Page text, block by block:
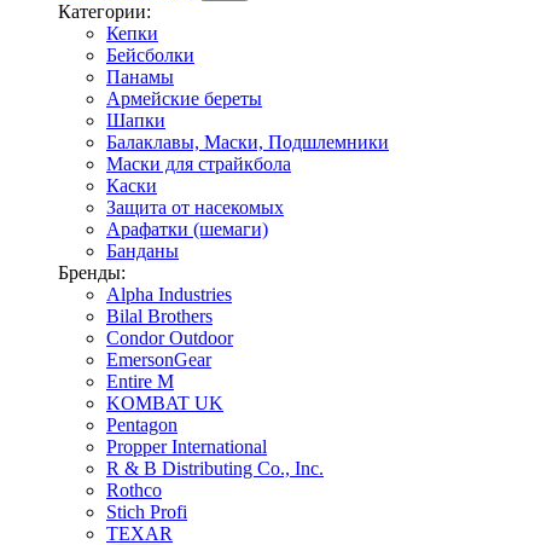
Категории:
Кепки
Бейсболки
Панамы
Армейские береты
Шапки
Балаклавы, Маски, Подшлемники
Маски для страйкбола
Каски
Защита от насекомых
Арафатки (шемаги)
Банданы
Бренды:
Alpha Industries
Bilal Brothers
Condor Outdoor
EmersonGear
Entire M
KOMBAT UK
Pentagon
Propper International
R & B Distributing Co., Inc.
Rothco
Stich Profi
TEXAR